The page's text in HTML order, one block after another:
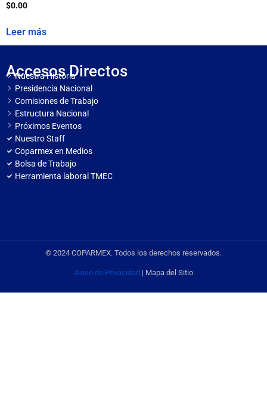
$0.00
Leer más
Accesos Directos
Nuestra Historia
Presidencia Nacional
Comisiones de Trabajo
Estructura Nacional
Próximos Eventos
Nuestro Staff
Coparmex en Medios
Bolsa de Trabajo
Herramienta laboral TMEC
© 2024 COPARMEX. Todos los derechos reservados.
Aviso de Privacidad| Mapa del Sitio